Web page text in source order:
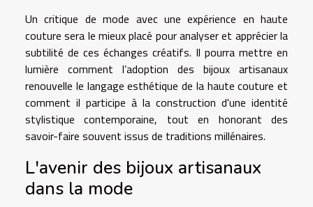
Un critique de mode avec une expérience en haute
couture sera le mieux placé pour analyser et apprécier la
subtilité de ces échanges créatifs. Il pourra mettre en
lumière comment l’adoption des bijoux artisanaux
renouvelle le langage esthétique de la haute couture et
comment il participe à la construction d'une identité
stylistique contemporaine, tout en honorant des
savoir-faire souvent issus de traditions millénaires.
L'avenir des bijoux artisanaux
dans la mode